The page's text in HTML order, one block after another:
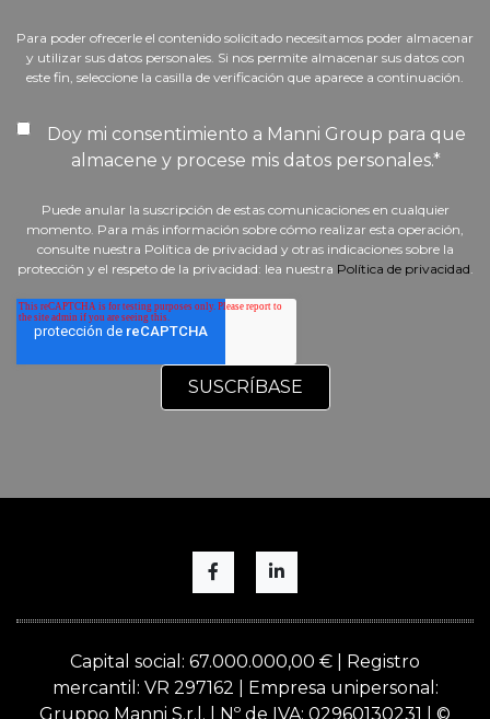
Para poder ofrecerle el contenido solicitado necesitamos poder almacenar
y utilizar sus datos personales. Si nos permite almacenar sus datos con
este fin, seleccione la casilla de verificación que aparece a continuación.
Doy mi consentimiento a Manni Group para que
almacene y procese mis datos personales.*
Puede anular la suscripción de estas comunicaciones en cualquier
momento. Para más información sobre cómo realizar esta operación,
consulte nuestra Política de privacidad y otras indicaciones sobre la
protección y el respeto de la privacidad: lea nuestra Política de privacidad
Capital social: 67.000.000,00 € | Registro
mercantil: VR 297162 | Empresa unipersonal:
Gruppo Manni S.r.l. | Nº de IVA: 02960130231 | ©